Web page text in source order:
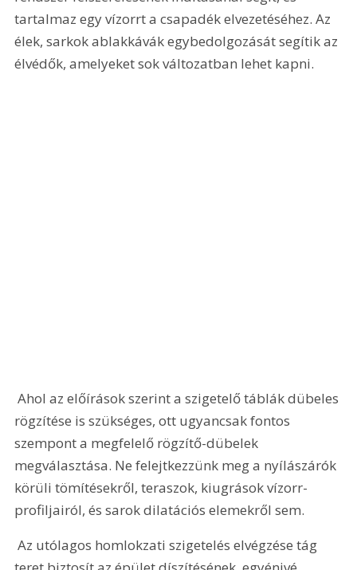
tartalmaz egy vízorrt a csapadék elvezetéséhez. Az
élek, sarkok ablakkávák egybedolgozását segítik az
élvédők, amelyeket sok változatban lehet kapni.
Ahol az előírások szerint a szigetelő táblák dübeles
rögzítése is szükséges, ott ugyancsak fontos
szempont a megfelelő rögzítő-dübelek
megválasztása. Ne felejtkezzünk meg a nyílászárók
körüli tömítésekről, teraszok, kiugrások vízorr-
profiljairól, és sarok dilatációs elemekről sem.
Az utólagos homlokzati szigetelés elvégzése tág